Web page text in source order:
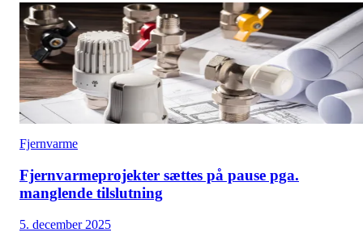
Fjernvarme
Fjernvarmeprojekter sættes på pause pga.
manglende tilslutning
5. december 2025